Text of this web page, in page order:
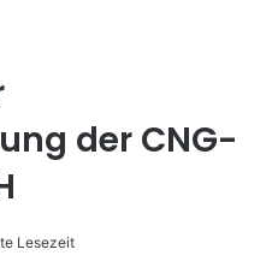
der CNG-
Lesezeit